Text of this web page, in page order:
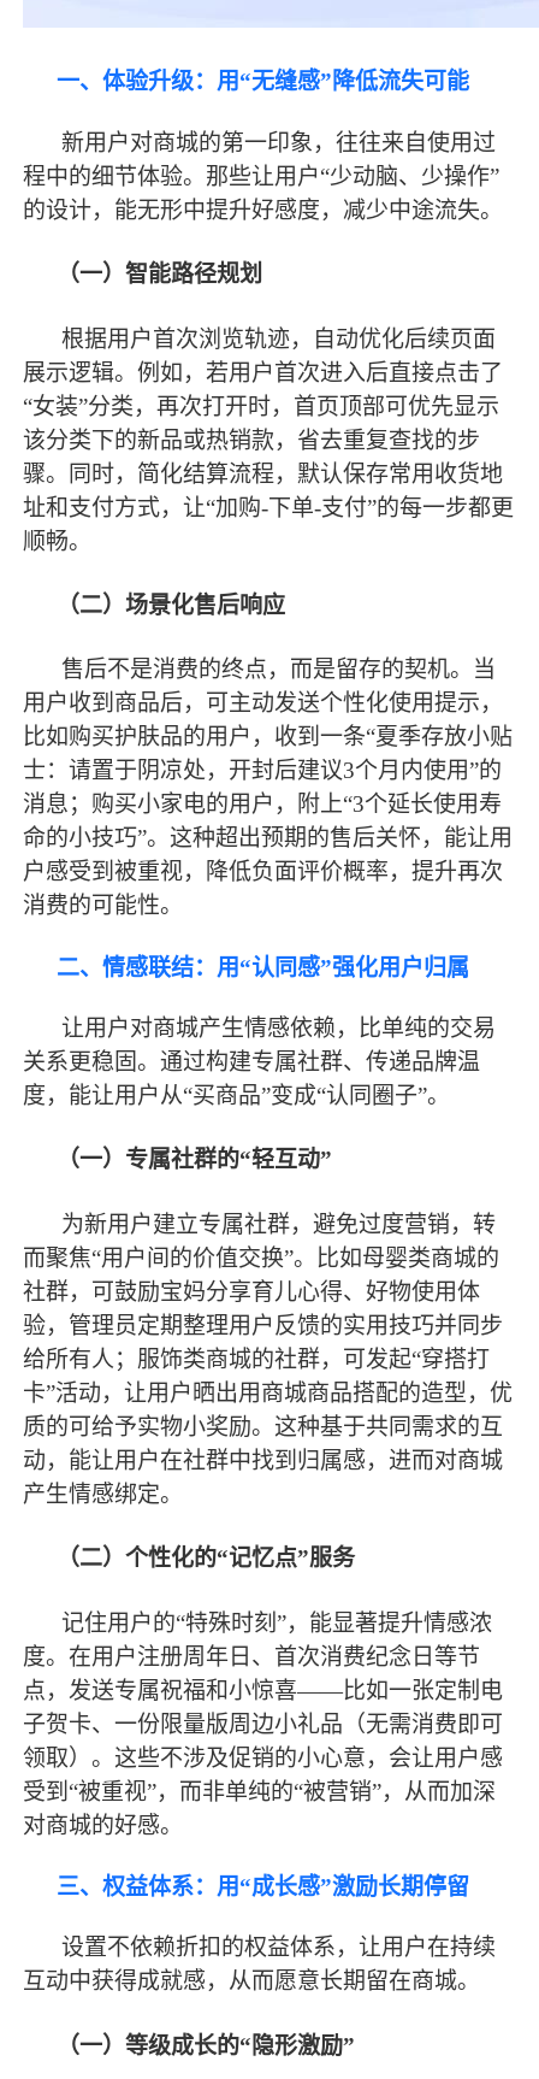
一、体验升级：用“无缝感”降低流失可能
新用户对商城的第一印象，往往来自使用过
程中的细节体验。那些让用户“少动脑、少操作”
的设计，能无形中提升好感度，减少中途流失。
（一）智能路径规划
根据用户首次浏览轨迹，自动优化后续页面
展示逻辑。例如，若用户首次进入后直接点击了
“女装”分类，再次打开时，首页顶部可优先显示
该分类下的新品或热销款，省去重复查找的步
骤。同时，简化结算流程，默认保存常用收货地
址和支付方式，让“加购-下单-支付”的每一步都更
顺畅。
（二）场景化售后响应
售后不是消费的终点，而是留存的契机。当
用户收到商品后，可主动发送个性化使用提示，
比如购买护肤品的用户，收到一条“夏季存放小贴
士：请置于阴凉处，开封后建议3个月内使用”的
消息；购买小家电的用户，附上“3个延长使用寿
命的小技巧”。这种超出预期的售后关怀，能让用
户感受到被重视，降低负面评价概率，提升再次
消费的可能性。
二、情感联结：用“认同感”强化用户归属
让用户对商城产生情感依赖，比单纯的交易
关系更稳固。通过构建专属社群、传递品牌温
度，能让用户从“买商品”变成“认同圈子”。
（一）专属社群的“轻互动”
为新用户建立专属社群，避免过度营销，转
而聚焦“用户间的价值交换”。比如母婴类商城的
社群，可鼓励宝妈分享育儿心得、好物使用体
验，管理员定期整理用户反馈的实用技巧并同步
给所有人；服饰类商城的社群，可发起“穿搭打
卡”活动，让用户晒出用商城商品搭配的造型，优
质的可给予实物小奖励。这种基于共同需求的互
动，能让用户在社群中找到归属感，进而对商城
产生情感绑定。
（二）个性化的“记忆点”服务
记住用户的“特殊时刻”，能显著提升情感浓
度。在用户注册周年日、首次消费纪念日等节
点，发送专属祝福和小惊喜——比如一张定制电
子贺卡、一份限量版周边小礼品（无需消费即可
领取）。这些不涉及促销的小心意，会让用户感
受到“被重视”，而非单纯的“被营销”，从而加深
对商城的好感。
三、权益体系：用“成长感”激励长期停留
设置不依赖折扣的权益体系，让用户在持续
互动中获得成就感，从而愿意长期留在商城。
（一）等级成长的“隐形激励”